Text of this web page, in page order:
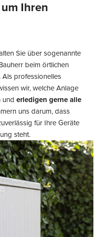
Ihren
Sie über sogenannte
beim örtlichen
professionelles
wir, welche Anlage
und erledigen gerne alle
uns darum, dass
für Ihre Geräte
steht.